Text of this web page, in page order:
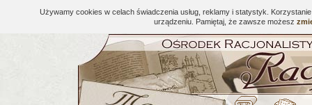
Używamy cookies w celach świadczenia usług, reklamy i statystyk.
urządzeniu. Pamiętaj, że zawsze możesz